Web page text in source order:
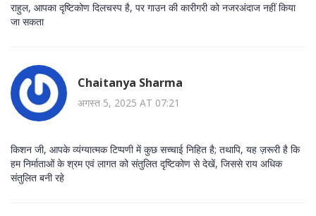
राहुल, आपका दृष्टिकोण दिलचस्प है, पर गाउन की कारीगरी को नजरअंदाज नहीं किया
जा सकता
Chaitanya Sharma
अगस्त 5, 2025 AT 07:21
किशन जी, आपके व्यंग्यात्मक टिप्पणी में कुछ सच्चाई निहित है; तथापि, यह ज़रूरी है कि
हम निर्माताओं के श्रम एवं लागत को संतुलित दृष्टिकोण से देखें, जिससे राय अधिक
संतुलित बनी रहे